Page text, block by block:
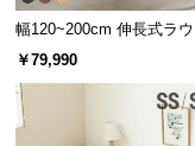
耐荷重
幅120~200cm 伸長式ラ
ニングテーブル 6人掛け
￥79,990